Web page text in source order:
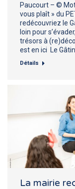
Paucourt – ©
vous plaît » du
redécouvriez le
loin pour
trésors à
est en ici Le
Détails
La mairie